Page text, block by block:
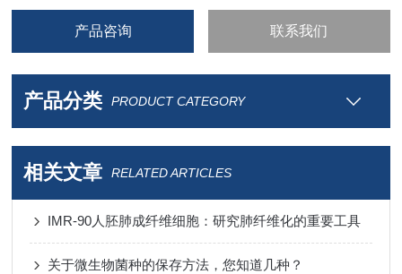
产品咨询 联系我们
产品分类 PRODUCT CATEGORY
相关文章 RELATED ARTICLES
IMR-90人胚肺成纤维细胞：研究肺纤维化的重要工具
关于微生物菌种的保存方法，您知道几种？